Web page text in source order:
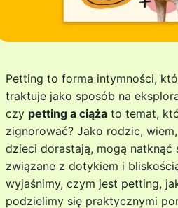
Petting to forma intymności,
traktuje jako sposób na
czy petting a ciążato temat,
zignorować? Jako rodzic,
dzieci dorastają, mogą natknąć
związane z dotykiem i
wyjaśnimy, czym jest petting,
podzielimy się praktycznymi